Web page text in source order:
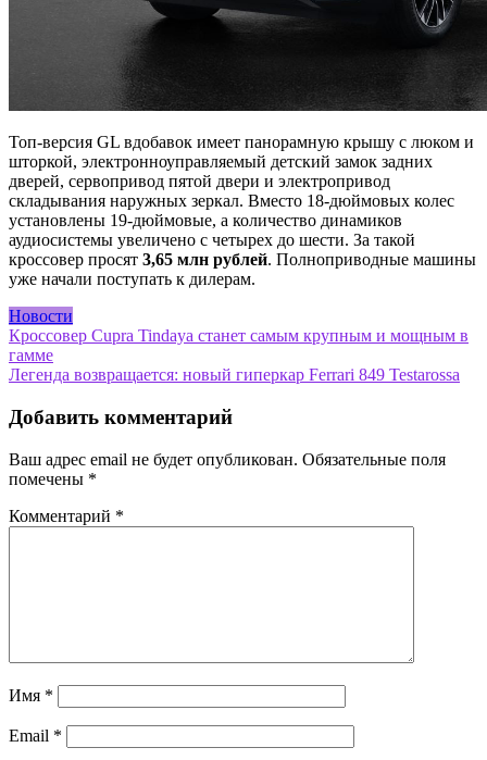
Топ-версия GL вдобавок имеет панорамную крышу с люком и
шторкой, электронноуправляемый детский замок задних
дверей, сервопривод пятой двери и электропривод
складывания наружных зеркал. Вместо 18-дюймовых колес
установлены 19-дюймовые, а количество динамиков
аудиосистемы увеличено с четырех до шести. За такой
кроссовер просят 3,65 млн рублей. Полноприводные машины
уже начали поступать к дилерам.
Новости
Навигация
по
Кроссовер Cupra Tindaya станет самым крупным и мощным в
гамме
Легенда возвращается: новый гиперкар Ferrari 849 Testarossa
Добавить комментарий
Ваш адрес email не будет опубликован. Обязательные поля
помечены *
Комментарий *
Имя *
Email *